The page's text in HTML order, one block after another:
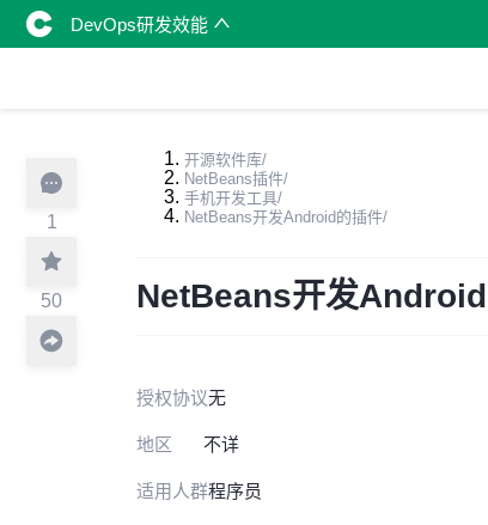
DevOps研发效能
1
50
开源软件库/
NetBeans插件/
手机开发工具/
NetBeans开发Android的插件/
NetBeans开发
授权协议无
地区 不详
适用人群程序员